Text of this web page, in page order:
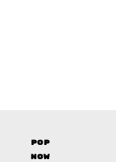
Pop
Now